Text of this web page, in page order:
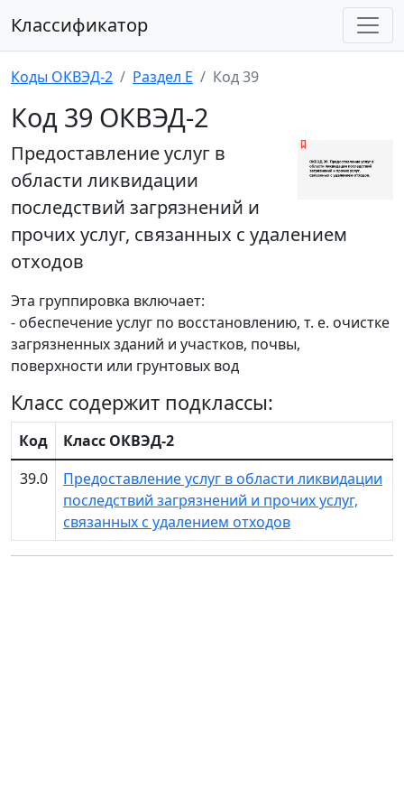
Классификатор
Коды ОКВЭД-2 Раздел E Код 39
Код 39 ОКВЭД-2
Предоставление услуг в
области ликвидации
последствий загрязнений и
прочих услуг, связанных с удалением
отходов
Эта группировка включает:
- обеспечение услуг по восстановлению, т. е. очистке
загрязненных зданий и участков, почвы,
поверхности или грунтовых вод
Класс содержит подклассы:
Код
Класс ОКВЭД-2
39.0
Предоставление услуг в области ликвидации
последствий загрязнений и прочих услуг,
связанных с удалением отходов